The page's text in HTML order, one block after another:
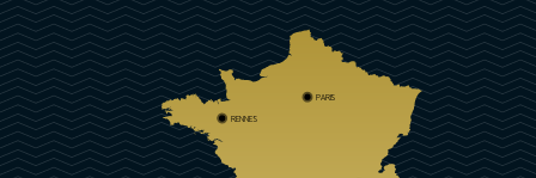
PARIS
RENNES